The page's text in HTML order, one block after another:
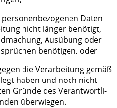
Daten
nicht län­ger benö­tigt,
Aus­übung oder
benö­ti­gen, oder
die Ver­ar­bei­tung gemäß
haben und noch nicht
Grün­de des Ver­ant­wort­li­
überwiegen.